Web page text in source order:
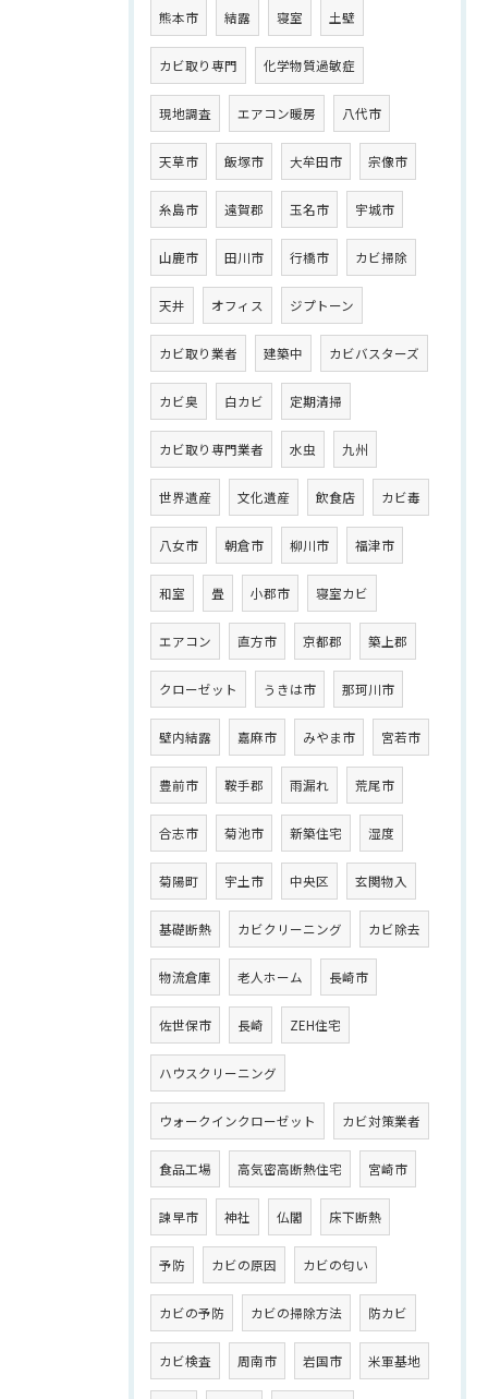
熊本市 結露 寝室 土壁
カビ取り専門 化学物質過敏症
現地調査 エアコン暖房 八代市
天草市 飯塚市 大牟田市 宗像市
糸島市 遠賀郡 玉名市 宇城市
山鹿市 田川市 行橋市 カビ掃除
天井 オフィス ジプトーン
カビ取り業者 建築中 カビバスターズ
カビ臭 白カビ 定期清掃
カビ取り専門業者 水虫 九州
世界遺産 文化遺産 飲食店 カビ毒
八女市 朝倉市 柳川市 福津市
和室 畳 小郡市 寝室カビ
エアコン 直方市 京都郡 築上郡
クローゼット うきは市 那珂川市
壁内結露 嘉麻市 みやま市 宮若市
豊前市 鞍手郡 雨漏れ 荒尾市
合志市 菊池市 新築住宅 湿度
菊陽町 宇土市 中央区 玄関物入
基礎断熱 カビクリーニング カビ除去
物流倉庫 老人ホーム 長崎市
佐世保市 長崎 ZEH住宅
ハウスクリーニング
ウォークインクローゼット カビ対策業者
食品工場 高気密高断熱住宅 宮崎市
諫早市 神社 仏閣 床下断熱
予防 カビの原因 カビの匂い
カビの予防 カビの掃除方法 防カビ
カビ検査 周南市 岩国市 米軍基地